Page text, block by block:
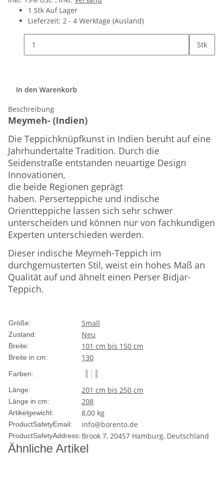
1 Stk Auf Lager
Lieferzeit: 2 - 4 Werktage (Ausland)
Stk
In den Warenkorb
Beschreibung
Meymeh- (Indien)
Die Teppichknüpfkunst in Indien beruht auf eine
Jahrhundertalte Tradition. Durch die
Seidenstraße entstanden neuartige Design
Innovationen,
die beide Regionen geprägt
haben. Perserteppiche und indische
Orientteppiche lassen sich sehr schwer
unterscheiden und können nur von fachkundigen
Experten unterschieden werden.
Dieser indische Meymeh-Teppich im
durchgemusterten Stil, weist ein hohes Maß an
Qualität auf und ähnelt einen Perser Bidjar-
Teppich.
Größe: Small
Zustand: Neu
Breite: 101 cm bis 150 cm
Breite in cm: 130
Farben:
Länge:
201 cm bis 250 cm
Länge in cm: 208
Artikelgewicht: 8,00 kg
ProductSafetyEmail: info@borento.de
ProductSafetyAddress: Brook 7, 20457 Hamburg, Deutschland
Ähnliche Artikel